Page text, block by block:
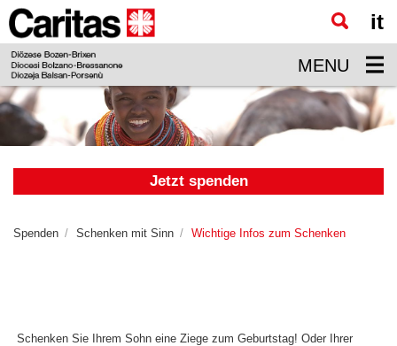
Zum
Hauptinhalt
springen
it
MENU
Jetzt spenden
Spenden Schenken mit Sinn Wichtige Infos zum Schenken
Schenken Sie Ihrem Sohn eine Ziege zum Geburtstag! Oder Ihrer